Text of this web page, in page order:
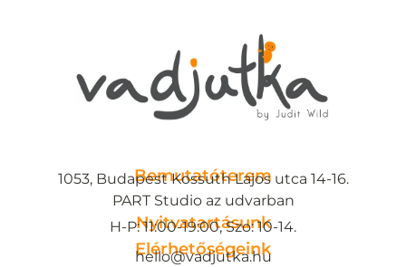
Bemutatóterem
1053, Budapest Kossuth Lajos utca 14-16.
PART Studio az udvarban
Nyitvatartásunk
H-P: 11:00-19:00, Szo: 10-14.
Elérhetőségeink
hello@vadjutka.hu